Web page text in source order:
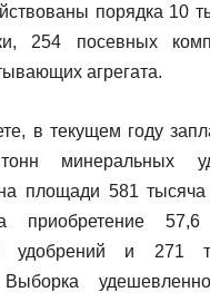
порядка 10
254 посевных
агрегата.
в текущем году
минеральных
площади 581
приобретение
удобрений и 271